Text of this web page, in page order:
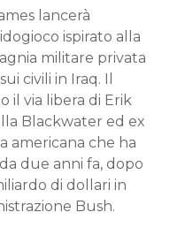
lancerà
ispirato alla
militare privata
civili in Iraq. Il
via libera di Erik
Blackwater ed ex
americana che ha
due anni fa, dopo
di dollari in
Bush.